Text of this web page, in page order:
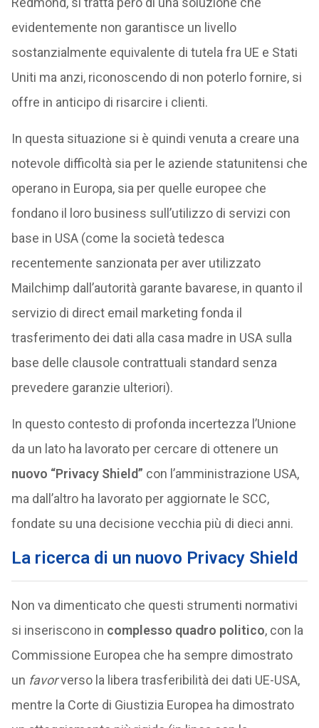
evidentemente non garantisce un livello
sostanzialmente equivalente di tutela fra UE e Stati
Uniti ma anzi, riconoscendo di non poterlo fornire, si
offre in anticipo di risarcire i clienti.
In questa situazione si è quindi venuta a creare una
notevole difficoltà sia per le aziende statunitensi che
operano in Europa, sia per quelle europee che
fondano il loro business sull’utilizzo di servizi con
base in USA (come la società tedesca
recentemente sanzionata per aver utilizzato
Mailchimp dall’autorità garante bavarese, in quanto il
servizio di direct email marketing fonda il
trasferimento dei dati alla casa madre in USA sulla
base delle clausole contrattuali standard senza
prevedere garanzie ulteriori).
In questo contesto di profonda incertezza l’Unione
da un lato ha lavorato per cercare di ottenere un
nuovo “Privacy Shield” con l’amministrazione USA,
ma dall’altro ha lavorato per aggiornate le SCC,
fondate su una decisione vecchia più di dieci anni.
La ricerca di un nuovo Privacy Shield
Non va dimenticato che questi strumenti normativi
si inseriscono in complesso quadro politico, con la
Commissione Europea che ha sempre dimostrato
un favorverso la libera trasferibilità dei dati UE-USA,
mentre la Corte di Giustizia Europea ha dimostrato